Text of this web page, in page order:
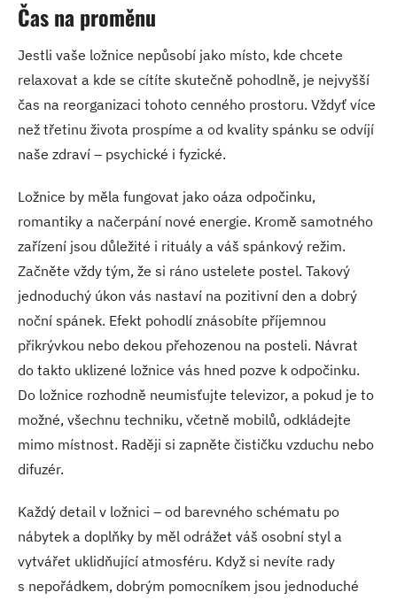
Čas na proměnu
Jestli vaše ložnice nepůsobí jako místo, kde chcete
relaxovat a kde se cítíte skutečně pohodlně, je nejvyšší
čas na reorganizaci tohoto cenného prostoru. Vždyť více
než třetinu života prospíme a od kvality spánku se odvíjí
naše zdraví – psychické i fyzické.
Ložnice by měla fungovat jako oáza odpočinku,
romantiky a načerpání nové energie. Kromě samotného
zařízení jsou důležité i rituály a váš spánkový režim.
Začněte vždy tým, že si ráno ustelete postel. Takový
jednoduchý úkon vás nastaví na pozitivní den a dobrý
noční spánek. Efekt pohodlí znásobíte příjemnou
přikrývkou nebo dekou přehozenou na posteli. Návrat
do takto uklizené ložnice vás hned pozve k odpočinku.
Do ložnice rozhodně neumisťujte televizor, a pokud je to
možné, všechnu techniku, včetně mobilů, odkládejte
mimo místnost. Raději si zapněte čističku vzduchu nebo
difuzér.
Každý detail v ložnici – od barevného schématu po
nábytek a doplňky by měl odrážet váš osobní styl a
vytvářet uklidňující atmosféru. Když si nevíte rady
s nepořádkem, dobrým pomocníkem jsou jednoduché